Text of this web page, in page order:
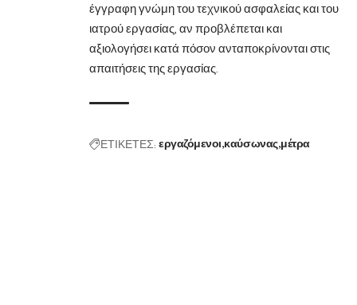
έγγραφη γνώμη του τεχνικού ασφαλείας και του
ιατρού εργασίας, αν προβλέπεται και
αξιολογήσει κατά πόσον ανταποκρίνονται στις
απαιτήσεις της εργασίας.
ΕΤΙΚΕΤΕΣ: εργαζόμενοι καύσωνας μέτρα